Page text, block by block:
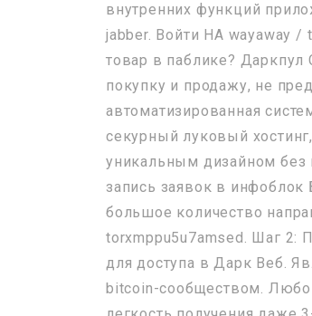
внутренних функций
jabber. Войти НА wayaway
товар в паблике? Даркпул
покупку и продажу, не
автоматизированная
секурный луковый
уникальным дизайном без
запись заявок в
большое количество
torxmppu5u7amsed. Шаг 2:
для доступа в Дарк Веб.
bitcoin-сообществом.